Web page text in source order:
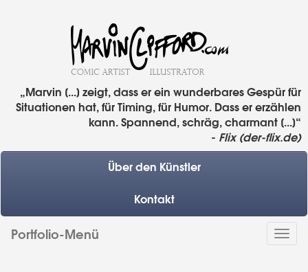
„Marvin [...] zeigt, dass er ein wunderbares Gespür für
Situationen hat, für Timing, für Humor. Dass er erzählen
kann. Spannend, schräg, charmant [...]“
- Flix (der-flix.de)
Über den Künstler
Kontakt
Portfolio-Menü